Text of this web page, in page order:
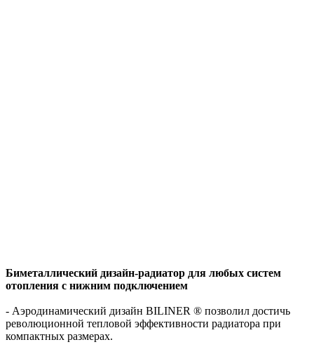
Биметаллический дизайн-радиатор для любых систем
отопления с нижним подключением
- Аэродинамический дизайн BILINER ® позволил достичь
революционной тепловой эффективности радиатора при
компактных размерах.